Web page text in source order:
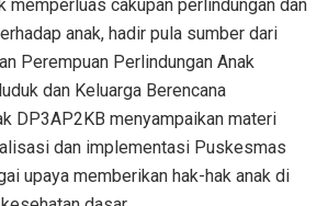
memperluas cakupan perlindungan dan
anak, hadir pula sumber dari
Perempuan Perlindungan Anak
dan Keluarga Berencana
DP3AP2KB menyampaikan materi
dan implementasi Puskesmas
upaya memberikan hak-hak anak di